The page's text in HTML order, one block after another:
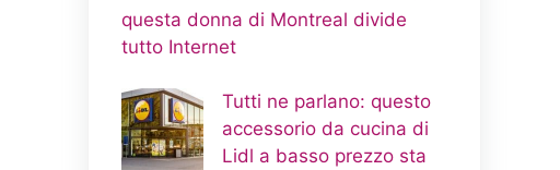
questa donna di Montreal divide
tutto Internet
Tutti ne parlano: questo
accessorio da cucina di
Lidl a basso prezzo sta